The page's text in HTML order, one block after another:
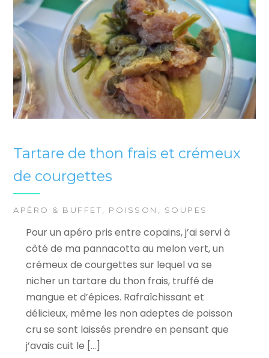
Tartare de thon frais et crémeux
de courgettes
APÉRO & BUFFET, POISSON , SOUPES
Pour un apéro pris entre copains, j’ai servi à
côté de ma pannacotta au melon vert, un
crémeux de courgettes sur lequel va se
nicher un tartare du thon frais, truffé de
mangue et d’épices. Rafraîchissant et
délicieux, même les non adeptes de poisson
cru se sont laissés prendre en pensant que
j’avais cuit le […]